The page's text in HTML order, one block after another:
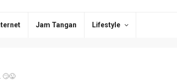
Jam Tangan Lifestyle
🙄😜